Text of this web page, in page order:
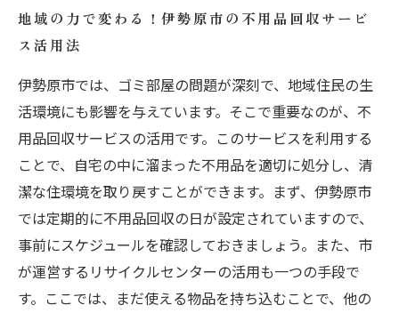
地域の力で変わる！伊勢原市の不用品回収サービ
ス活用法
伊勢原市では、ゴミ部屋の問題が深刻で、地域住民の生
活環境にも影響を与えています。そこで重要なのが、不
用品回収サービスの活用です。このサービスを利用する
ことで、自宅の中に溜まった不用品を適切に処分し、清
潔な住環境を取り戻すことができます。まず、伊勢原市
では定期的に不用品回収の日が設定されていますので、
事前にスケジュールを確認しておきましょう。また、市
が運営するリサイクルセンターの活用も一つの手段で
す。ここでは、まだ使える物品を持ち込むことで、他の